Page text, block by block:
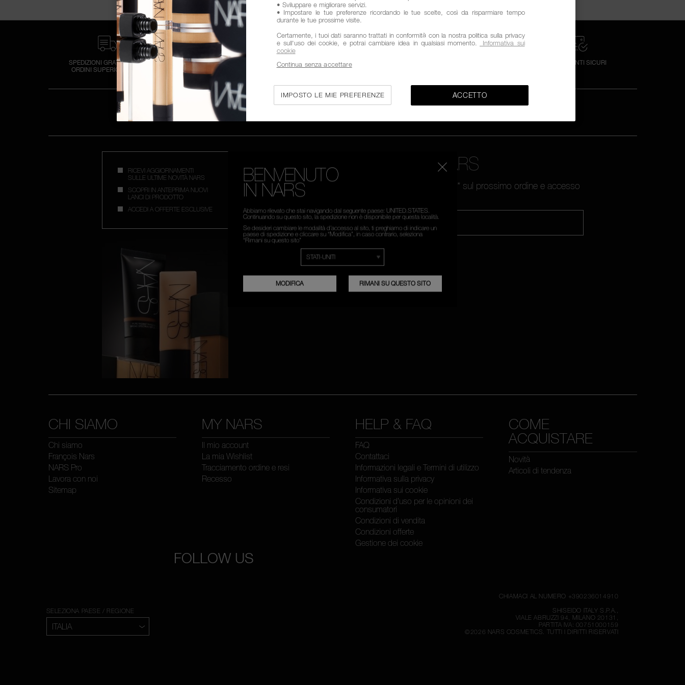
SPEDIZIONI GRATUITE PER
ORDINI SUPERIORI A 50€
2 CAMPIONI A SCELTA CON
OGNI ORDINE
RESO GRATUITO PAGAMENTI SICURI
RICEVI AGGIORNAMENTI
SULLE ULTIME NOVITÀ NARS
SCOPRI IN ANTEPRIMA NUOVI
LANCI DI PRODOTTO
ACCEDI A OFFERTE ESCLUSIVE
ENTRA NELL'UNIVERSO NARS
Iscriviti alla nostra newsletter: per te, il 15% di sconto** sul prossimo ordine e accesso
in anteprima a nuovi prodotti e promozioni.
*
INDIRIZZO E-MAIL
ISCRIVITI
CHI SIAMO
Chi siamo
François Nars
NARS Pro
Lavora con noi
Sitemap
MY NARS
Il mio account
La mia Wishlist
Tracciamento ordine e resi
Recesso
HELP & FAQ
FAQ
Contattaci
Informazioni legali e Termini di utilizzo
Informativa sulla privacy
Informativa sui cookie
Condizioni d’uso per le opinioni dei
consumatori
Condizioni di vendita
Condizioni offerte
Gestione dei cookie
COME
ACQUISTARE
Novità
Articoli di tendenza
FOLLOW US
SELEZIONA PAESE / REGIONE
CHIAMACI AL NUMERO +390236014910
SHISEIDO ITALY S.P.A.,
VIALE ABRUZZI 94, MILANO 20131,
PARTITA IVA: 00751000159
© 2026 NARS COSMETICS. TUTTI I DIRITTI RISERVATI
• Sviluppare e migliorare servizi.
• Impostare le tue preferenze ricordando le tue scelte, così da risparmiare tempo
durante le tue prossime visite.
Certamente, i tuoi dati saranno trattati in conformità con la nostra politica sulla privacy
e sull'uso dei cookie, e potrai cambiare idea in qualsiasi momento.
Informativa sui
cookie
ACCETTO
IMPOSTO LE MIE PREFERENZE
Continua senza accettare
BENVENUTO
IN NARS
Abbiamo rilevato che stai navigando dal seguente paese: UNITED.STATES.
Continuando su questo sito, la spedizione non è disponibile per questa località.
Se desideri cambiare le modalità d’accesso al sito, ti preghiamo di indicare un
paese di spedizione e cliccare su “Modifica”, in caso contrario, seleziona
“Rimani su questo sito”
MODIFICA RIMANI SU QUESTO SITO